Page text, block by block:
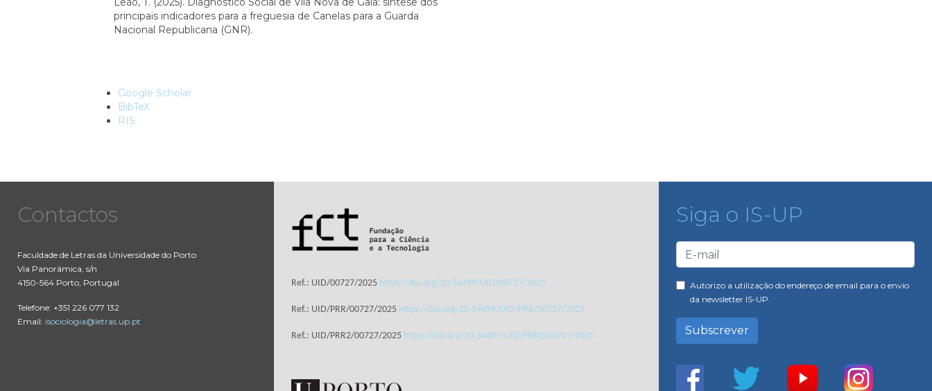
principais indicadores para a freguesia de Canelas para a Guarda
Nacional Republicana (GNR).
Google Scholar
BibTeX
RIS
Contactos
Faculdade de Letras da Universidade do Porto
Via Panorâmica, s/n
4150-564 Porto, Portugal
Telefone: +351 226 077 132
Email: isociologia@letras.up.pt
Ref.: UID/00727/2025 https://doi.org/10.54499/UID/00727/2025
Ref.: UID/PRR/00727/2025 https://doi.org/10.54499/UID/PRR/00727/2025
Ref.: UID/PRR2/00727/2025 https://doi.org/10.54499/UID/PRR2/00727/2025
Siga o IS-UP
Autorizo a utilização do endereço de email para o envio
da newsletter IS-UP.